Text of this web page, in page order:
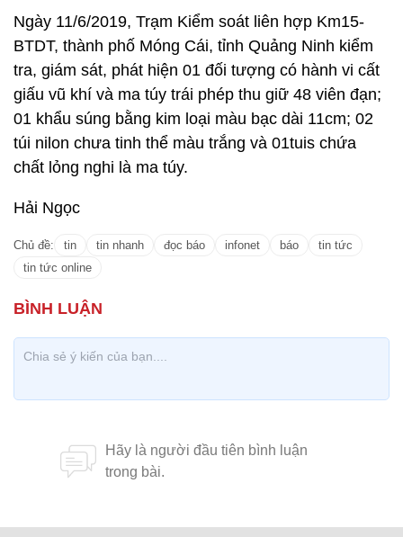
Ngày 11/6/2019, Trạm Kiểm soát liên hợp Km15-
BTDT, thành phố Móng Cái, tỉnh Quảng Ninh kiểm
tra, giám sát, phát hiện 01 đối tượng có hành vi cất
giấu vũ khí và ma túy trái phép thu giữ 48 viên đạn;
01 khẩu súng bằng kim loại màu bạc dài 11cm; 02
túi nilon chưa tinh thể màu trắng và 01tuis chứa
chất lỏng nghi là ma túy.
Hải Ngọc
Chủ đề: tin tin nhanh đọc báo infonet báo
tin tức
tin tức online